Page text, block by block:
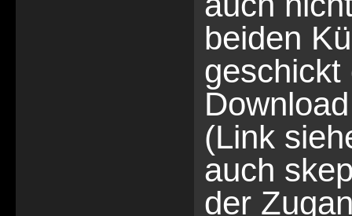
beiden
geschickt
(Link
auch
der